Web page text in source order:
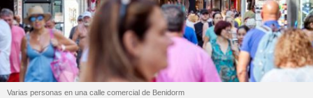
Varias personas en una calle comercial de Benidorm